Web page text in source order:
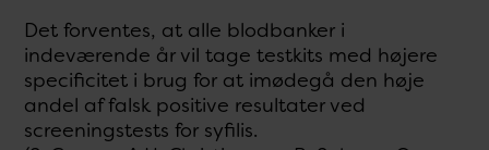
Det forventes, at alle blodbanker i
indeværende år vil tage testkits med højere
specificitet i brug for at imødegå den høje
andel af falsk positive resultater ved
screeningstests for syfilis.